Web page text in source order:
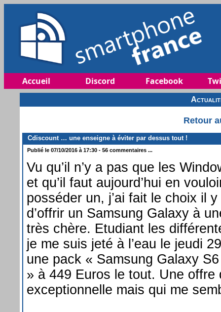
Accueil Discord Facebook
Retour
Cdiscount … une enseigne à éviter par dessus tout !
Publié le 07/10/2016 à 17:30 - 56 commentaires ...
Vu qu’il n’y a pas que les
et qu’il faut aujourd’hui en
posséder un, j’ai fait le choix il
d’offrir un Samsung Galaxy à
très chère. Etudiant les
je me suis jeté à l’eau le jeudi
une pack « Samsung Galaxy
» à 449 Euros le tout. Une offre
exceptionnelle mais qui me